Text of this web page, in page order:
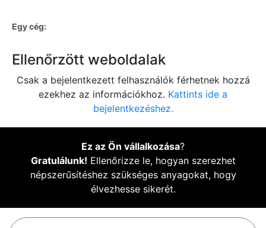
Egy cég:
Ellenőrzött weboldalak
Csak a bejelentkezett felhasználók férhetnek hozzá
ezekhez az információkhoz. Kattints ide a
bejelentkezéshez.
Ez az Ön vállalkozása?
Gratulálunk! Ellenőrizze le, hogyan szerezhet
népszerűsítéshez szükséges anyagokat, hogy
élvezhesse sikerét.